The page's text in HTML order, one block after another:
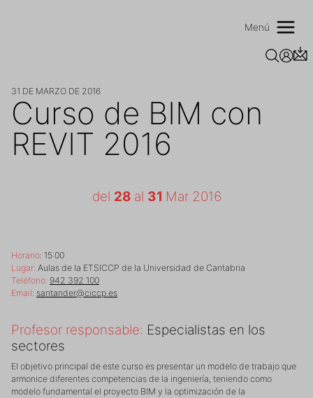
Menú
31 DE MARZO DE 2016
Curso de BIM con
REVIT 2016
del 28 al 31 Mar 2016
Horario: 15:00
Lugar: Aulas de la ETSICCP de la Universidad de Cantabria
Teléfono: 942 392 100
Email: santander@ciccp.es
Profesor responsable: Especialistas en los
sectores
El objetivo principal de este curso es presentar un modelo de trabajo que
armonice diferentes competencias de la ingeniería, teniendo como
modelo fundamental el proyecto BIM y la optimización de la